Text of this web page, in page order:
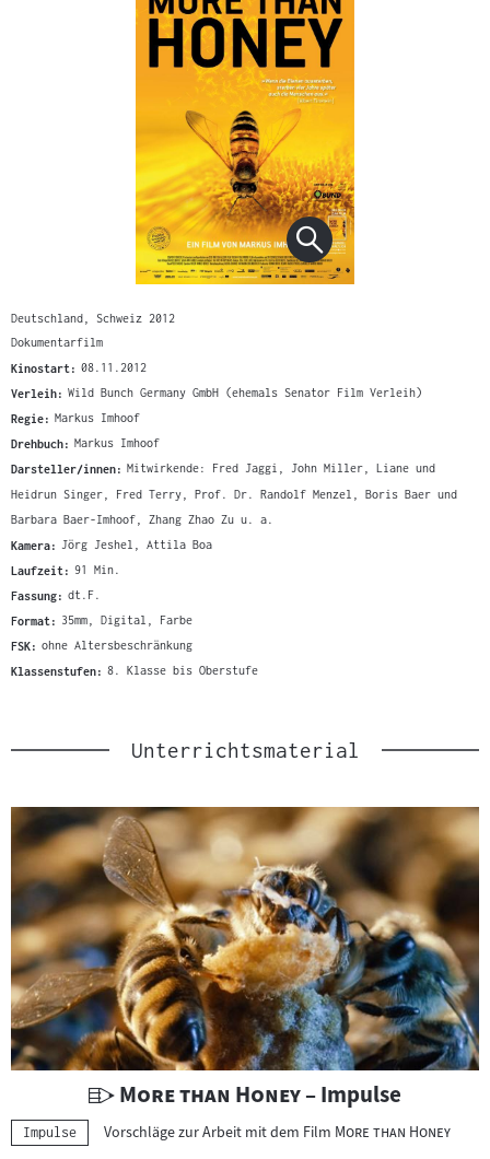
Deutschland, Schweiz 2012
Dokumentarfilm
Kinostart: 08.11.2012
Verleih: Wild Bunch Germany GmbH (ehemals Senator Film Verleih)
Regie: Markus Imhoof
Drehbuch: Markus Imhoof
Darsteller/innen: Mitwirkende: Fred Jaggi, John Miller, Liane und
Heidrun Singer, Fred Terry, Prof. Dr. Randolf Menzel, Boris Baer und
Barbara Baer-Imhoof, Zhang Zhao Zu u. a.
Kamera: Jörg Jeshel, Attila Boa
Laufzeit: 91 Min.
Fassung: dt.F.
Format: 35mm, Digital, Farbe
FSK: ohne Altersbeschränkung
Klassenstufen: 8. Klasse bis Oberstufe
Unterrichtsmaterial
U
"
More than Honey"– Impulse
Kategorie:
Impulse Vorschläge zur Arbeit mit dem Film "More than Honey"